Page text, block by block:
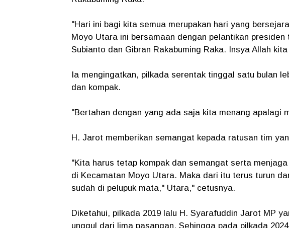
"Hari ini bagi kita semua merupakan hari yang
Moyo Utara ini bersamaan dengan pelantikan
Subianto dan Gibran Rakabuming Raka. Insya Allah
Ia mengingatkan, pilkada serentak tinggal satu bulan
dan kompak.
"Bertahan dengan yang ada saja kita menang apalagi
H. Jarot memberikan semangat kepada ratusan tim
"Kita harus tetap kompak dan semangat serta
di Kecamatan Moyo Utara. Maka dari itu terus turun
sudah di pelupuk mata," Utara," cetusnya.
Diketahui, pilkada 2019 lalu H. Syarafuddin Jarot MP
unggul dari lima pasangan. Sehingga pada pilkada